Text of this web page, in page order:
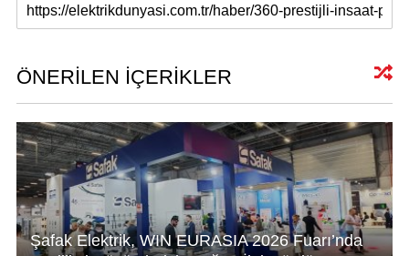
at
A
p
p
k
dI
n
c
b
o
o
k
ail
ÖNERİLEN İÇERİKLER
Şafak Elektrik, WIN EURASIA 2026 Fuarı’nda